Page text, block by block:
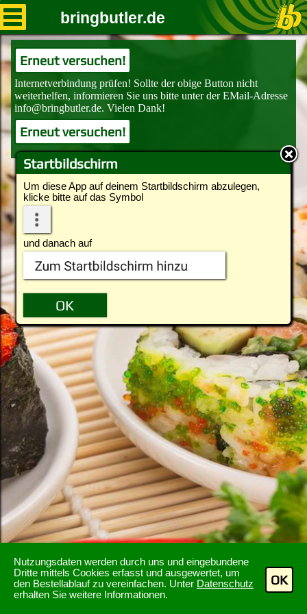
Nutzungsdaten werden durch uns und eingebundene
Dritte mittels Cookies erfasst und ausgewertet, um
den Bestellablauf zu vereinfachen. Unter Datenschutz
erhalten Sie weitere Informationen.
OK
Startbildschirm
Um diese App auf deinem Startbildschirm abzulegen,
klicke bitte auf das Symbol
und danach auf
bringbutler.de
Erneut versuchen!
Erneut versuchen!